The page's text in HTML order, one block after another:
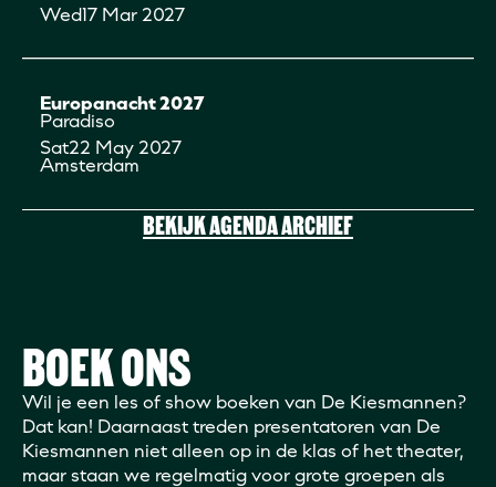
Wed17 Mar 2027
Europanacht 2027
Paradiso
Sat22 May 2027
Amsterdam
BEKIJK AGENDA ARCHIEF
BOEK ONS
Wil je een les of show boeken van De Kiesmannen?
Dat kan! Daarnaast treden presentatoren van De
Kiesmannen niet alleen op in de klas of het theater,
maar staan we regelmatig voor grote groepen als